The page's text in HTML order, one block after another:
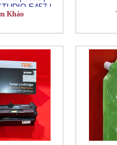
E457 |
7508A | XEROX
6023D | 6031 |
| 564
Khảo